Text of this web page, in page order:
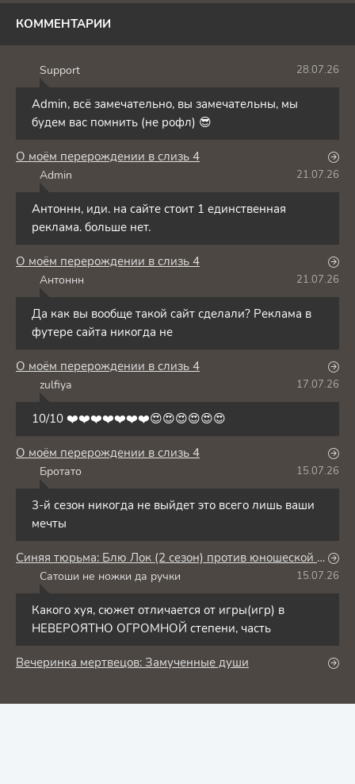
КОММЕНТАРИИ
Support 28.07.26
Admin, всё замечательно, вы замечательны, мы
будем вас помнить (не рофл) 😎
О моём перерождении в слизь 4
Admin 21.07.26
Антоннн, иди. на сайте стоит 1 единственная
реклама. больше нет.
О моём перерождении в слизь 4
Антоннн 21.07.26
Да как вы вообще такой сайт сделали? Реклама в
футере сайта никогда не
О моём перерождении в слизь 4
zulfiya 17.07.26
10/10 ❤️❤️❤️❤️❤️❤️❤️😍😍😍😍😍😍
О моём перерождении в слизь 4
Бротато 15.07.26
3-й сезон никогда не выйдет это всего лишь ваши
мечты
Синяя тюрьма: Блю Лок (2 сезон) против юношеской сборной Японии
Сатоши не ножки да ручки 15.07.26
Какого хуя, сюжет отличается от игры(игр) в
НЕВЕРОЯТНО ОГРОМНОЙ степени, часть
Вечеринка мертвецов: Замученные души